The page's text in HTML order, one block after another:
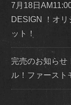
7月18日
DESIGN ！オ
ット！
完売のお知らせ
ル！ファースト